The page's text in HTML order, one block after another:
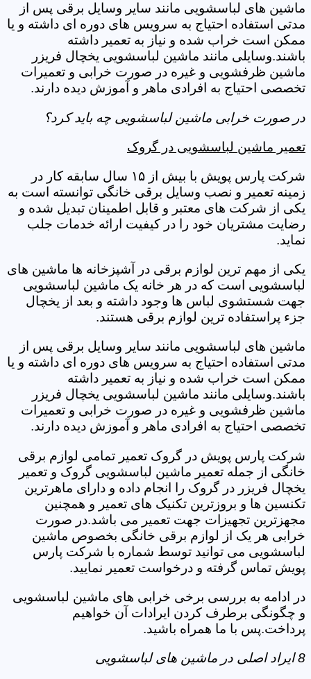
ماشین های لباسشویی مانند سایر وسایل برقی پس از
مدتی استفاده احتیاج به سرویس های دوره ای داشته و یا
ممکن است خراب شده و نیاز به تعمیر داشته
باشند.وسایلی مانند ماشین لباسشویی یخچال فریزر
ماشین ظرفشویی و غیره در صورت خرابی و تعمیرات
تخصصی احتیاج به افرادی ماهر و آموزش دیده دارند.
در صورت خرابی ماشین لباسشویی چه باید کرد؟
تعمیر ماشین لباسشویی در گروک
شرکت پارس پویش با بیش از ۱۵ سال سابقه کار در
زمینه تعمیر و نصب وسایل برقی خانگی توانسته است به
یکی از شرکت های معتبر و قابل اطمینان تبدیل شده و
رضایت مشتریان خود را در کیفیت ارائه خدمات جلب
نماید.
یکی از مهم ترین لوازم برقی در آشپزخانه ها ماشین های
لباسشویی است که در هر خانه یک ماشین لباسشویی
جهت شستشوی لباس ها وجود داشته و بعد از یخچال
جزء پراستفاده ترین لوازم برقی هستند.
ماشین های لباسشویی مانند سایر وسایل برقی پس از
مدتی استفاده احتیاج به سرویس های دوره ای داشته و یا
ممکن است خراب شده و نیاز به تعمیر داشته
باشند.وسایلی مانند ماشین لباسشویی یخچال فریزر
ماشین ظرفشویی و غیره در صورت خرابی و تعمیرات
تخصصی احتیاج به افرادی ماهر و آموزش دیده دارند.
شرکت پارس پویش در گروک تعمیر تمامی لوازم برقی
خانگی از جمله تعمیر ماشین لباسشویی گروک و تعمیر
یخچال فریزر در گروک را انجام داده و دارای ماهرترین
تکنسین ها و بروزترین تکنیک های تعمیر و همچنین
مجهزترین تجهیزات جهت تعمیر می باشد.در صورت
خرابی هر یک از لوازم برقی خانگی بخصوص ماشین
لباسشویی می توانید توسط شماره با شرکت پارس
پویش تماس گرفته و درخواست تعمیر نمایید.
در ادامه به بررسی برخی خرابی های ماشین لباسشویی
و چگونگی برطرف کردن ایرادات آن خواهیم
پرداخت.پس با ما همراه باشید.
8 ایراد اصلی در ماشین های لباسشویی